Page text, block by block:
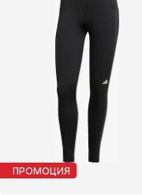
ПРОМОЦИЯ